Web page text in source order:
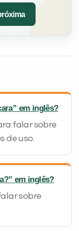
em inglês?
falar sobre
de uso.
em inglês?
sobre